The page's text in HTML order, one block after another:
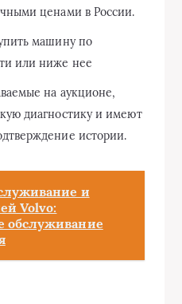
ценами в России.
машину по
или ниже нее
на аукционе,
диагностику и имеют
истории.
и
Volvo:
обслуживание